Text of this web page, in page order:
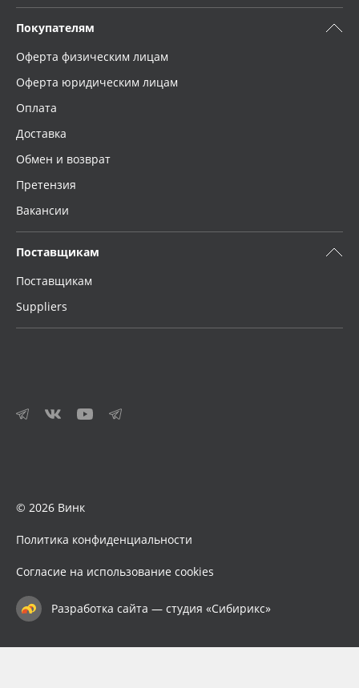
Покупателям
Оферта физическим лицам
Оферта юридическим лицам
Оплата
Доставка
Обмен и возврат
Претензия
Вакансии
Поставщикам
Поставщикам
Suppliers
© 2026 Винк
Политика конфиденциальности
Согласие на использование cookies
Разработка сайта — студия «Сибирикс»